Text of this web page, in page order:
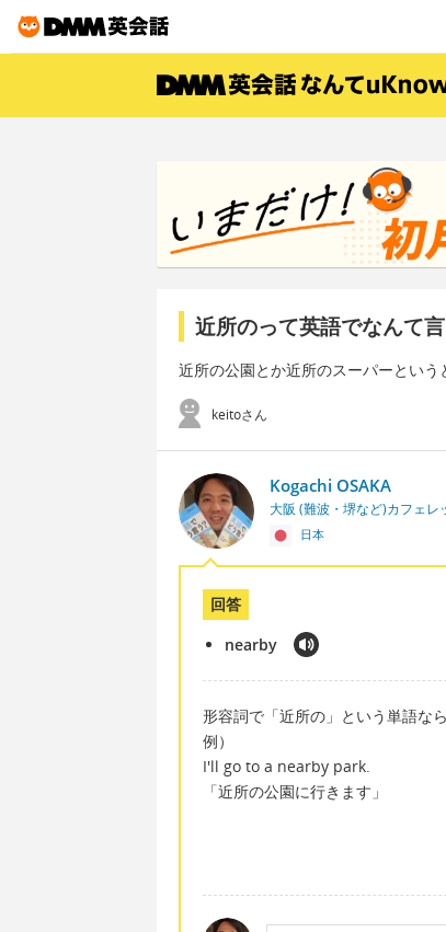
近所のって英語でなんて
近所の公園とか近所のスーパーとい
keitoさん
Kogachi OSAKA
大阪 (難波・堺など)カフェレ
日本
回答
nearby
形容詞で「近所の」という単語な
例）
I'll go to a nearby park.
「近所の公園に行きます」